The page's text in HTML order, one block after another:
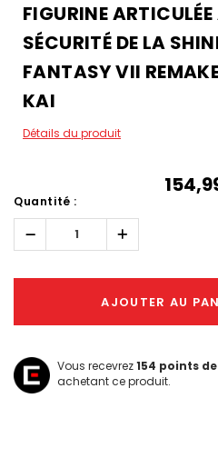
FIGURINE
SÉCURITÉ DE LA
FANTASY VII
KAI
Détails du produit
Quantité :
Réduire
quantité :
Augmenter
la
quantité :
AJOUTER AU
Vous recevrez154 points
achetant ce produit.